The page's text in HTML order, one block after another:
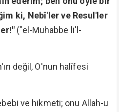
ki, Nebî'ler ve Resul'ler
("el-Muhabbe li'l-
değil, O'nun halîfesi
ve hikmeti; onu Allah-u